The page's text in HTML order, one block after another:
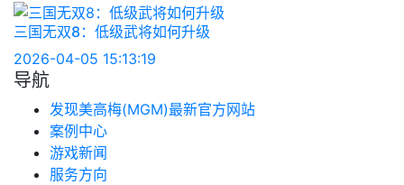
三国无双8：低级武将如何升级
2026-04-05 15:13:19
导航
发现美高梅(MGM)最新官方网站
案例中心
游戏新闻
服务方向